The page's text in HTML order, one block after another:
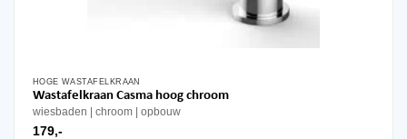
HOGE WASTAFELKRAAN
Wastafelkraan Casma hoog chroom
wiesbaden chroom opbouw
179,-